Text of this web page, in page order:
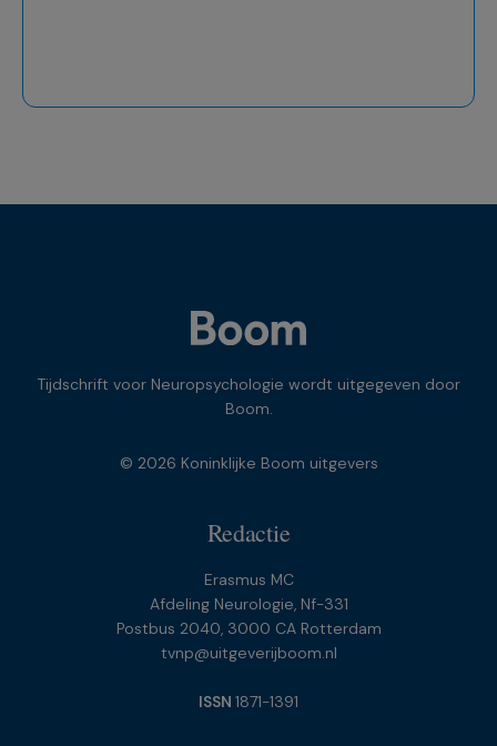
Tijdschrift voor Neuropsychologie wordt uitgegeven door
Boom.
© 2026 Koninklijke Boom uitgevers
Redactie
Erasmus MC
Afdeling Neurologie, Nf-331
Postbus 2040, 3000 CA Rotterdam
tvnp@uitgeverijboom.nl
ISSN 1871-1391